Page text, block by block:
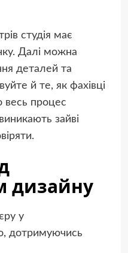
студія має
Далі можна
деталей та
й те, як фахівці
весь процес
зайві
дизайну
у
дотримуючись